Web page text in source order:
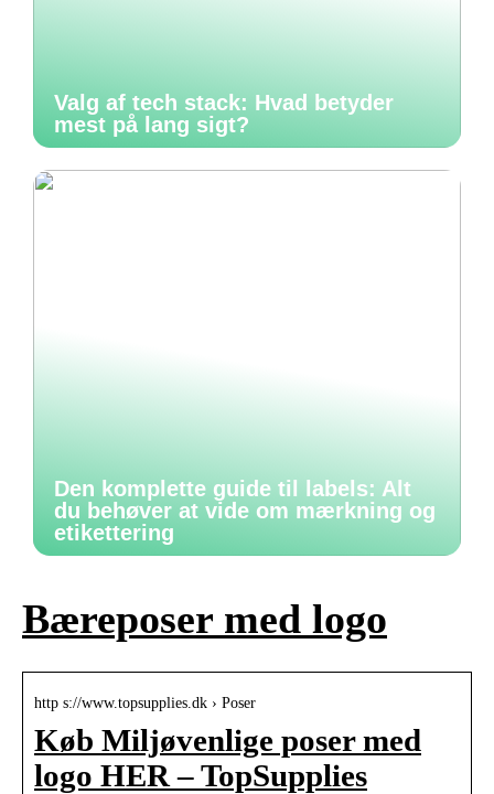
Valg af tech stack: Hvad betyder
mest på lang sigt?
Den komplette guide til labels: Alt
du behøver at vide om mærkning og
etikettering
Bæreposer med logo
http s://www.topsupplies.dk › Poser
Køb Miljøvenlige poser med
logo HER – TopSupplies